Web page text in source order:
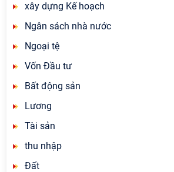
xây dựng Kế hoạch
Ngân sách nhà nước
Ngoại tệ
Vốn Đầu tư
Bất động sản
Lương
Tài sản
thu nhập
Đất